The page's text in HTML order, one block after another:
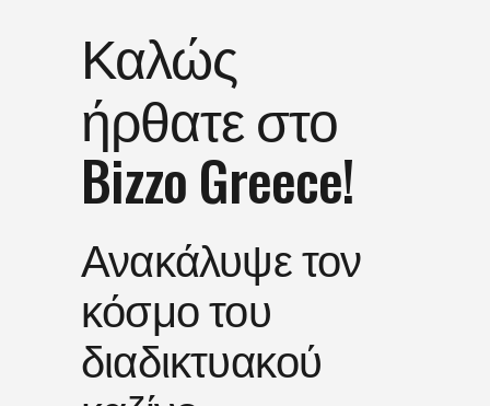
Καλώς
ήρθατε στο
Bizzo Greece!
Ανακάλυψε τον
κόσμο του
διαδικτυακού